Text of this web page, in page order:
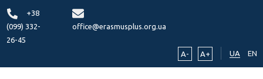
+38
(099) 332-
26-45
office@erasmusplus.org.ua
A- A+ UA EN